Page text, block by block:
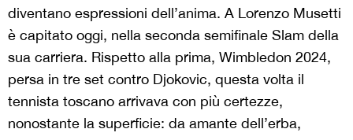
diventano espressioni dell’anima. A Lorenzo Musetti
è capitato oggi, nella seconda semifinale Slam della
sua carriera. Rispetto alla prima, Wimbledon 2024,
persa in tre set contro Djokovic, questa volta il
tennista toscano arrivava con più certezze,
nonostante la superficie: da amante dell’erba,